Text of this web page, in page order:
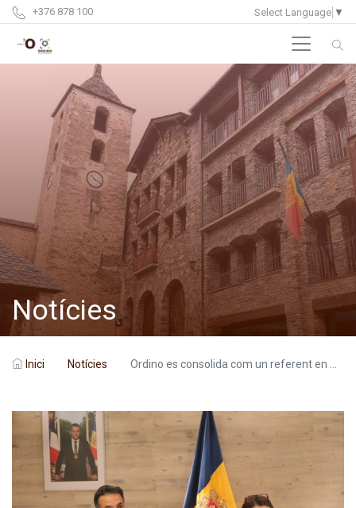
+376 878 100 Select Language ▼
Notícies
Inici Notícies Ordino es consolida com un referent en ...